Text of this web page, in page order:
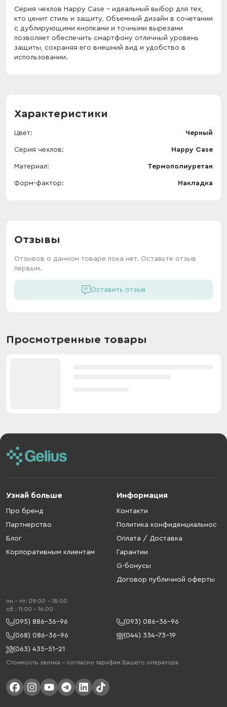
Серия чехлов Happy Case - идеальный выбор для тех,
кто ценит стиль и защиту. Объемный дизайн в сочетании
с дублирующими кнопками и точными вырезами
позволяет обеспечить смартфону отличный уровень
защиты, сохраняя его внешний вид и удобство в
использовании.
Характеристики
Цвет Черный
Серия чехлов Happy Case
Материал Термополиуретан
Форм-фактор Накладка
Отзывы
Отзывов о данном товаре пока нет. Оставьте отзыв
первым.
Оставить отзыв
Просмотренные товары
Узнай больше
Про бренд
Партнерство
Блог
Корпоративным клиентам
Информация
Контакти
Политика конфиденциальнос
Оплата / Доставка
Гарантии
G-бонусы
Договор публичной оферты
пн - пт: 09:00 - 18:00
cб : 11:00 - 16:00
(095) 886-36-96
(093) 086-36-96
(068) 086-36-96
(044) 334-73-19
(063) 435-51-21
Стоимость звонка – согласно тарифам Вашего оператора